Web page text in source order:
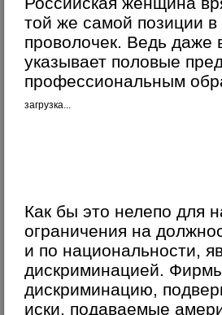
той же самой позиции
проволочек. Ведь даже
указывает половые
профессиональным
загрузка...
Как бы это нелепо для
ограничения на
и по национальности,
дискриминацией.
дискриминацию,
иски, подаваемые